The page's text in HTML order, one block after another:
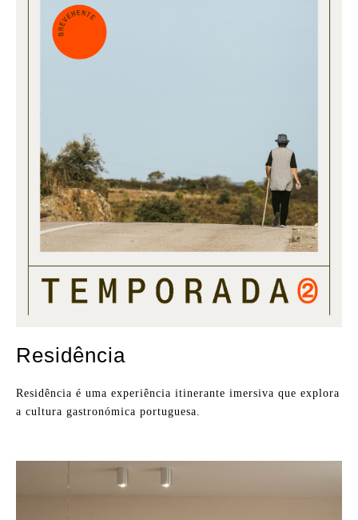
Residência
Residência é uma experiência itinerante imersiva que explora
a cultura gastronómica portuguesa.